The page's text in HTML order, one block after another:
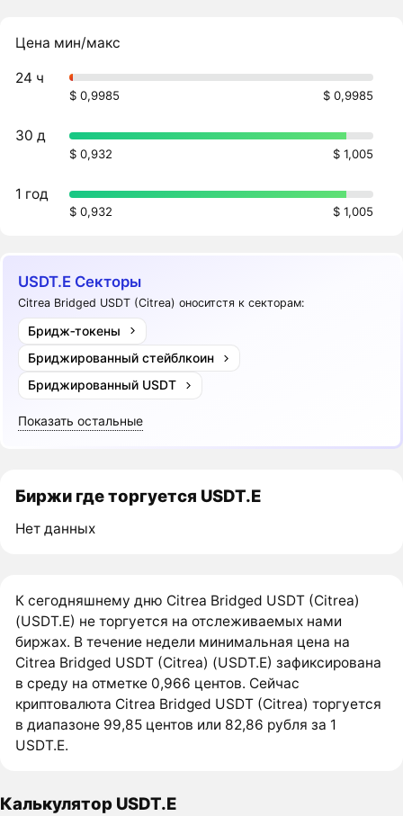
Цена мин/макс
24 ч
$ 0,9985 $ 0,9985
30 д
$ 0,932 $ 1,005
1 год
$ 0,932 $ 1,005
USDT.E Секторы
Citrea Bridged USDT (Citrea) оноситстя к секторам:
Бридж‑токены
Бриджированный стейблкоин
Бриджированный USDT
Показать остальные
Биржи где торгуется USDT.E
Нет данных
К сегодняшнему дню Citrea Bridged USDT (Citrea)
(USDT.E) не торгуется на отслеживаемых нами
биржах. В течение недели минимальная цена на
Citrea Bridged USDT (Citrea) (USDT.E) зафиксирована
в среду на отметке 0,966 центов. Сейчас
криптовалюта Citrea Bridged USDT (Citrea) торгуется
в диапазоне 99,85 центов или 82,86 рубля за 1
USDT.E.
Калькулятор USDT.E